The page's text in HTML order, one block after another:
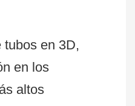
tubos en 3D,
en los
altos